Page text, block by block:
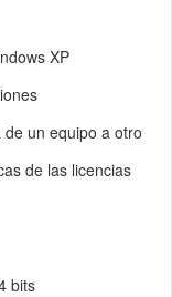
XP
un equipo a otro
de las licencias
bits